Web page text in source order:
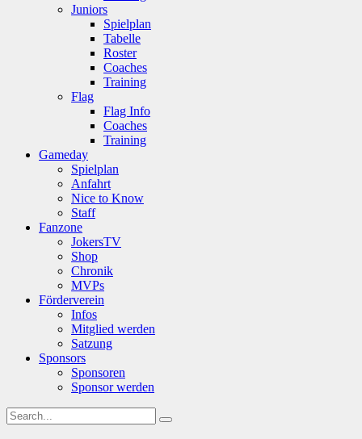
Juniors
Spielplan
Tabelle
Roster
Coaches
Training
Flag
Flag Info
Coaches
Training
Gameday
Spielplan
Anfahrt
Nice to Know
Staff
Fanzone
JokersTV
Shop
Chronik
MVPs
Förderverein
Infos
Mitglied werden
Satzung
Sponsors
Sponsoren
Sponsor werden